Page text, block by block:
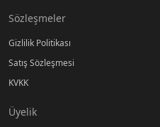
Sözleşmeler
Gizlilik Politikası
Satış Sözleşmesi
KVKK
Üyelik